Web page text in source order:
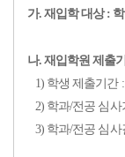
가. 재입학 대상 :
나. 재입학원 제출
1) 학생 제출기간
2) 학과/전공 심사
3) 학과/전공 심사